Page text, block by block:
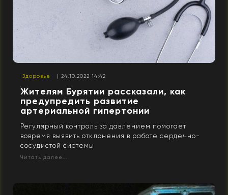
Здоровье | 24.10.2022 14:42
Жителям Бурятии рассказали, как
предупредить развитие
артериальной гипертонии
Регулярный контроль за давлением помогает
вовремя выявить отклонения в работе сердечно-
сосудистой системы
Читать далее...